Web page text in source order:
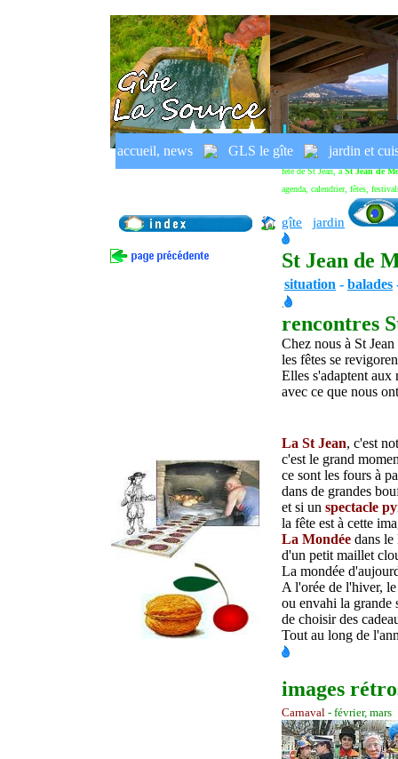
accueil, news GLS le gîte jardin et
fête de St Jean, àSt Jean de
agenda, calendrier, fêtes,
gîte jardin
St Jean de
situation - balades
rencontres
Chez nous à St
les fêtes se
Elles s'adaptent
avec ce que nous
La St Jean, c'est
c'est le grand
ce sont les fours à
dans de grandes
et si un spectacle
la fête est à cette
La Mondée dans
d'un petit maillet
La mondée
A l'orée de l'hiver,
ou envahi la grande
de choisir des
Tout au long de
images
Carnaval - février, mars